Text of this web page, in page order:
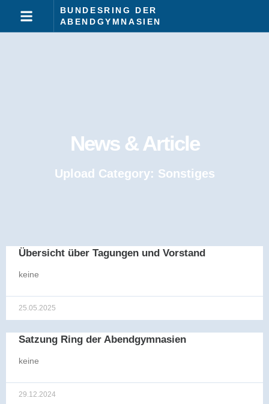
BUNDESRING DER
ABENDGYMNASIEN
News & Article
Upload Category: Sonstiges
Übersicht über Tagungen und Vorstand
keine
25.05.2025
Satzung Ring der Abendgymnasien
keine
29.12.2024